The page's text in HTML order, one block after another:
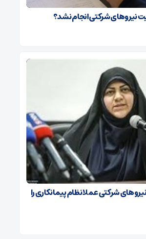
نیروهای شرکتی انجام نشد؟
شرکتی عملا نظام پیمانکاری را